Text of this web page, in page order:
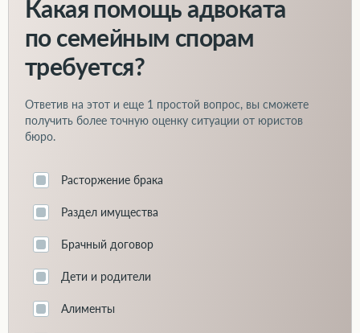
Какая помощь адвоката
по семейным спорам
требуется?
Ответив на этот и еще 1 простой вопрос, вы сможете
получить более точную оценку ситуации от юристов
бюро.
Расторжение брака
Раздел имущества
Брачный договор
Дети и родители
Алименты